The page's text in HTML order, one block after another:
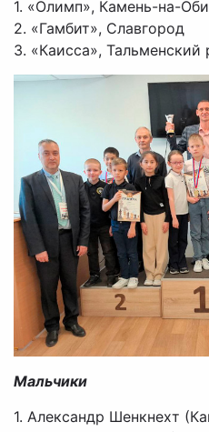
1. «Олимп», Камень-на-Оби
2. «Гамбит», Славгород
3. «Каисса», Тальменский
Мальчики
1. Александр Шенкнехт